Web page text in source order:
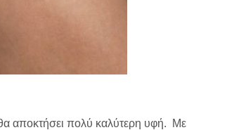
θα αποκτήσει πολύ καλύτερη υφή. Με